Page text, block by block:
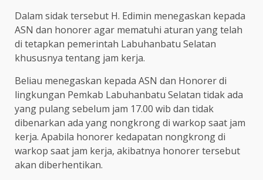
Dalam sidak tersebut H. Edimin menegaskan kepada
ASN dan honorer agar mematuhi aturan yang telah
di tetapkan pemerintah Labuhanbatu Selatan
khususnya tentang jam kerja.
Beliau menegaskan kepada ASN dan Honorer di
lingkungan Pemkab Labuhanbatu Selatan tidak ada
yang pulang sebelum jam 17.00 wib dan tidak
dibenarkan ada yang nongkrong di warkop saat jam
kerja. Apabila honorer kedapatan nongkrong di
warkop saat jam kerja, akibatnya honorer tersebut
akan diberhentikan.